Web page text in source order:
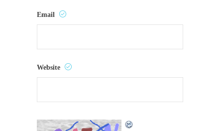
Email
Website